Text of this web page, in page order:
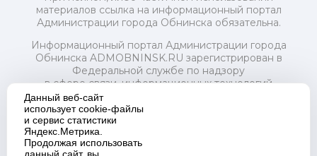
материалов ссылка на информационный портал
Администрации города Обнинска обязательна.
Информационный портал Администрации города
Обнинска ADMOBNINSK.RU зарегистрирован в
Федеральной службе по надзору
в сфере связи, информационных технологий
и массовых коммуникаций (Роскомнадзор) 24 июля
2018 года.
Свидетельство о регистрации Эл № ФС77-73321
Учредитель: Администрация (исполнительно-
Данный веб-сайт
использует cookie-файлы
и сервис статистики
Яндекс.Метрика.
Продолжая использовать